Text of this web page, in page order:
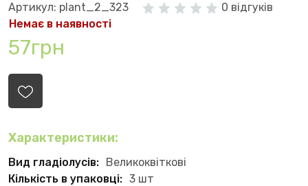
Артикул: plant_2_323
0 відгуків
Немає в наявності
57грн
Характеристики:
Вид гладіолусів: Великоквіткові
Кількість в упаковці: 3 шт